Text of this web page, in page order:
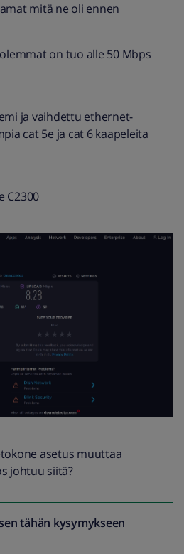
mitä ne oli ennen
on tuo alle 50 Mbps
ja vaihdettu ethernet-
cat 5e ja cat 6 kaapeleita
C2300
asetus muuttaa
johtuu siitä?
tähän kysymykseen